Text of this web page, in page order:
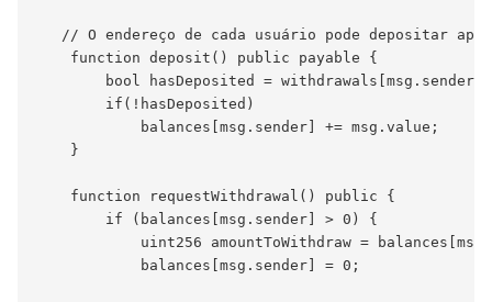
// O endereço de cada usuário pode depositar
    function deposit() public payable {
bool hasDeposited =
        if(!hasDeposited)
            balances[msg.sender] += msg.value;
    }
    function requestWithdrawal() public {
        if (balances[msg.sender] > 0) {
uint256 amountToWithdraw =
            balances[msg.sender] = 0;